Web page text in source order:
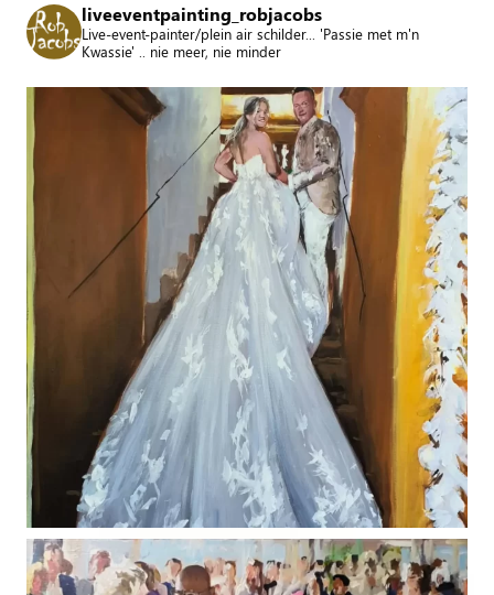
liveeventpainting_robjacobs
Live-event-painter/plein air schilder... 'Passie met m'n
Kwassie' .. nie meer, nie minder